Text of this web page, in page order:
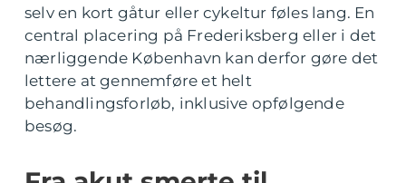
selv en kort gåtur eller cykeltur føles lang. En
central placering på Frederiksberg eller i det
nærliggende København kan derfor gøre det
lettere at gennemføre et helt
behandlingsforløb, inklusive opfølgende
besøg.